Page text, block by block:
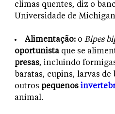
climas quentes, diz o
Universidade de
Alimentação: o Bipes
oportunista que se
presas, incluindo
baratas, cupins, larvas de
outros pequenos
animal.